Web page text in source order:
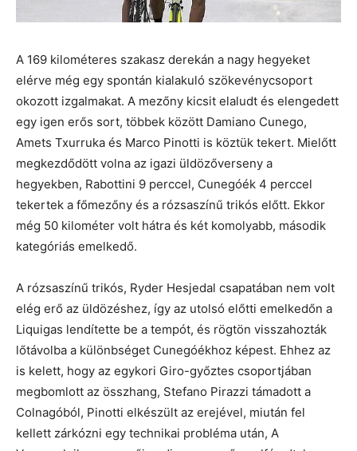
A 169 kilométeres szakasz derekán a nagy hegyeket
elérve még egy spontán kialakuló szökevénycsoport
okozott izgalmakat. A mezőny kicsit elaludt és elengedett
egy igen erős sort, többek között Damiano Cunego,
Amets Txurruka és Marco Pinotti is köztük tekert. Mielőtt
megkezdődött volna az igazi üldözőverseny a
hegyekben, Rabottini 9 perccel, Cunegóék 4 perccel
tekertek a főmezőny és a rózsaszínű trikós előtt. Ekkor
még 50 kilométer volt hátra és két komolyabb, második
kategóriás emelkedő.
A rózsaszínű trikós, Ryder Hesjedal csapatában nem volt
elég erő az üldözéshez, így az utolsó előtti emelkedőn a
Liquigas lendítette be a tempót, és rögtön visszahozták
lőtávolba a különbséget Cunegóékhoz képest. Ehhez az
is kelett, hogy az egykori Giro-győztes csoportjában
megbomlott az összhang, Stefano Pirazzi támadott a
Colnagóból, Pinotti elkészült az erejével, miután fel
kellett zárkózni egy technikai probléma után, A